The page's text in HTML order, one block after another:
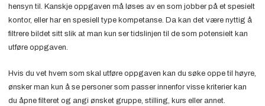
hensyn til. Kanskje oppgaven må løses av en som jobber på et spesielt
kontor, eller har en spesiell type kompetanse. Da kan det være nyttig å
filtrere bildet sitt slik at man kun ser tidslinjen til de som potensielt kan
utføre oppgaven.
Hvis du vet hvem som skal utføre oppgaven kan du søke oppe til høyre,
ønsker man kun å se personer som passer innenfor visse kriterier kan
du åpne filteret og angi ønsket gruppe, stilling, kurs eller annet.